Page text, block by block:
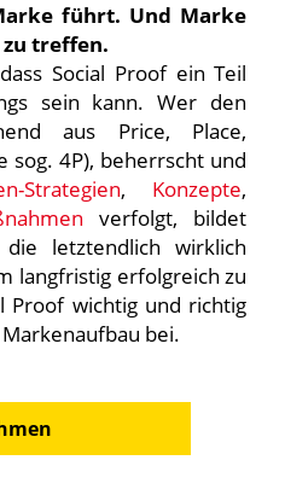
führt. Und Marke
treffen.
Social Proof ein Teil
sein kann. Wer den
aus Price, Place,
sog. 4P), beherrscht und
Strategien, Konzepte,
verfolgt, bildet
letztendlich wirklich
langfristig erfolgreich zu
Proof wichtig und richtig
bei.